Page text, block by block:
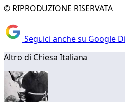
© RIPRODUZIONE RISERVATA
Seguici anche su Google
Altro di Chiesa Italiana